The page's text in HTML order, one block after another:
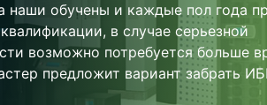
наши обучены и каждые пол года
в случае серьезной
возможно потребуется больше
предложит вариант забрать